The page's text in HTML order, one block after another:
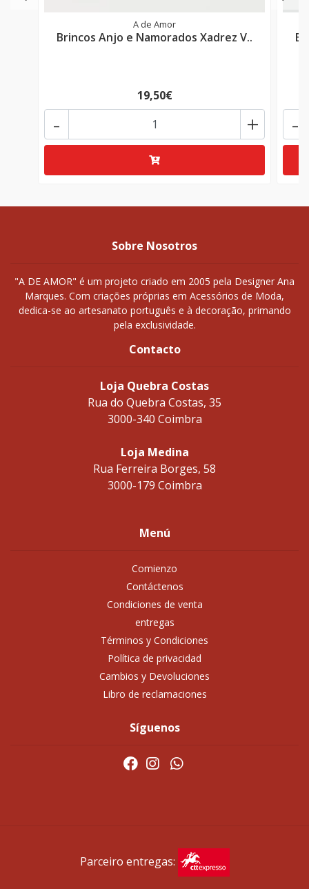
A de Amor
Brincos Anjo e Namorados Xadrez V..
19,50€
+
- -
Sobre Nosotros
"A DE AMOR" é um projeto criado em 2005 pela Designer Ana
Marques. Com criações próprias em Acessórios de Moda,
dedica-se ao artesanato português e à decoração, primando
pela exclusividade.
Contacto
Loja Quebra Costas
Rua do Quebra Costas, 35
3000-340 Coimbra
Loja Medina
Rua Ferreira Borges, 58
3000-179 Coimbra
Menú
Comienzo
Contáctenos
Condiciones de venta
entregas
Términos y Condiciones
Política de privacidad
Cambios y Devoluciones
Libro de reclamaciones
Síguenos
Parceiro entregas: